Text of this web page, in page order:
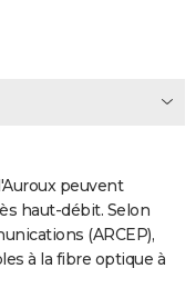
peuvent
haut-débit. Selon
(ARCEP),
à la fibre optique à